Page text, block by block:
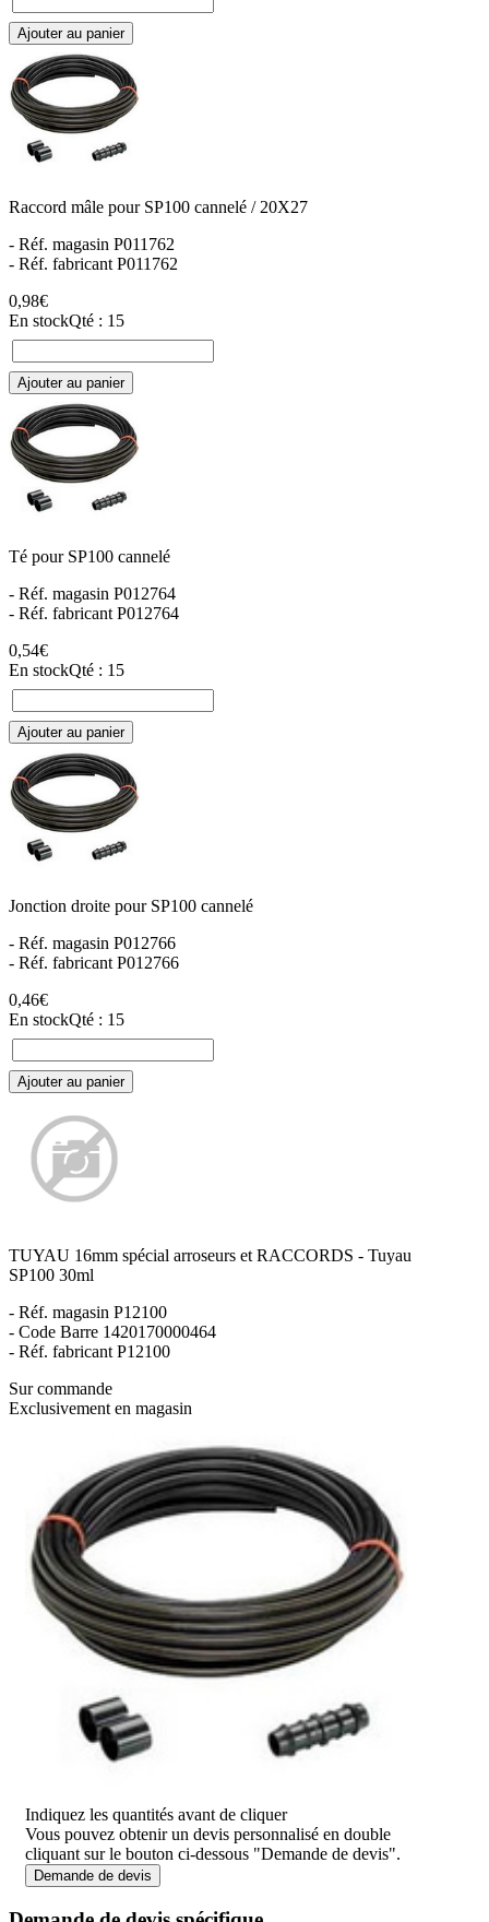
Ajouter au panier
Raccord mâle pour SP100 cannelé / 20X27
- Réf. magasin P011762
- Réf. fabricant P011762
0,98€
En stockQté : 15
Ajouter au panier
Té pour SP100 cannelé
- Réf. magasin P012764
- Réf. fabricant P012764
0,54€
En stockQté : 15
Ajouter au panier
Jonction droite pour SP100 cannelé
- Réf. magasin P012766
- Réf. fabricant P012766
0,46€
En stockQté : 15
Ajouter au panier
TUYAU 16mm spécial arroseurs et RACCORDS - Tuyau
SP100 30ml
- Réf. magasin P12100
- Code Barre 1420170000464
- Réf. fabricant P12100
Sur commande
Exclusivement en magasin
Indiquez les quantités avant de cliquer
Vous pouvez obtenir un devis personnalisé en double
cliquant sur le bouton ci-dessous "Demande de devis".
Demande de devis